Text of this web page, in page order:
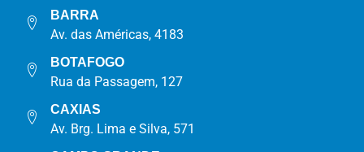
BARRA
Av. das Américas, 4183
BOTAFOGO
Rua da Passagem, 127
CAXIAS
Av. Brg. Lima e Silva, 571